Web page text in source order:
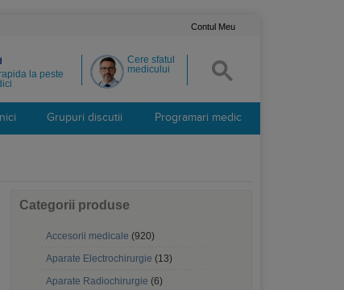
Contul Meu
Cere sfatul
medicului
la peste
Grupuri discutii Programari medic
Categorii produse
Accesorii medicale (920)
Aparate Electrochirurgie (13)
Aparate Radiochirurgie (6)